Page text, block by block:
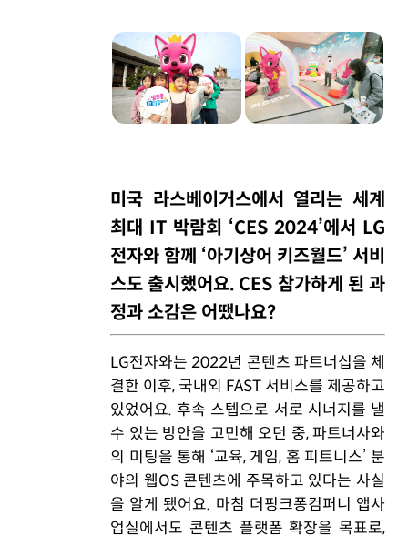
미국 라스베이거스에서 열리는 세계
최대 IT 박람회 ‘CES 2024’에서 LG
전자와 함께 ‘아기상어 키즈월드’ 서비
스도 출시했어요. CES 참가하게 된 과
정과 소감은 어땠나요?
LG전자와는 2022년 콘텐츠 파트너십을 체
결한 이후, 국내외 FAST 서비스를 제공하고
있었어요. 후속 스텝으로 서로 시너지를 낼
수 있는 방안을 고민해 오던 중, 파트너사와
의 미팅을 통해 ‘교육, 게임, 홈 피트니스’ 분
야의 웹OS 콘텐츠에 주목하고 있다는 사실
을 알게 됐어요. 마침 더핑크퐁컴퍼니 앱사
업실에서도 콘텐츠 플랫폼 확장을 목표로,